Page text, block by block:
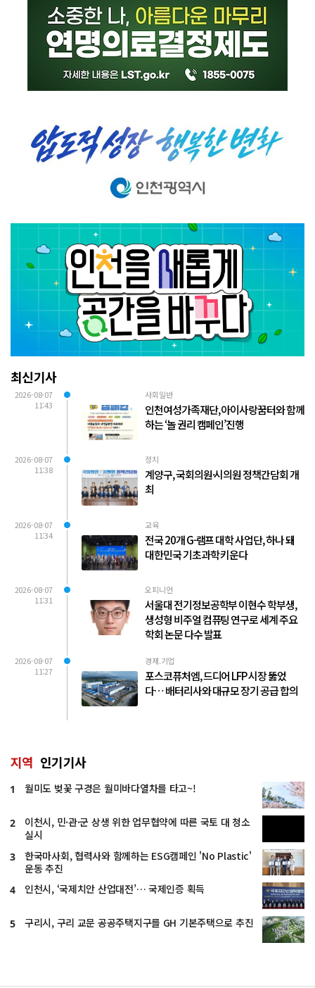
최신기사
2026-08-07
11:43
사회일반
인천여성가족재단, 아이사랑꿈터와 함께
하는 ‘놀 권리 캠페인’진행
2026-08-07
11:38
정치
계양구, 국회의원·시의원 정책간담회 개
최
2026-08-07
11:34
교육
전국 20개 G-램프 대학 사업단, 하나 돼
대한민국 기초과학 키운다
2026-08-07
11:31
오피니언
서울대 전기정보공학부 이현수 학부생,
생성형 비주얼 컴퓨팅 연구로 세계 주요
학회 논문 다수 발표
2026-08-07
11:27
경제.기업
포스코퓨처엠, 드디어 LFP 시장 뚫었
다… 배터리사와 대규모 장기 공급 합의
지역 인기기사
1 월미도 벚꽃 구경은 월미바다열차를 타고~!
2
이천시, 민·관·군 상생 위한 업무협약에 따른 국토 대 청소
실시
3
한국마사회, 협력사와 함께하는 ESG캠페인 'No Plastic'
운동 추진
4 인천시, ‘국제치안 산업대전’… 국제인증 획득
5 구리시, 구리 교문 공공주택지구를 GH 기본주택으로 추진